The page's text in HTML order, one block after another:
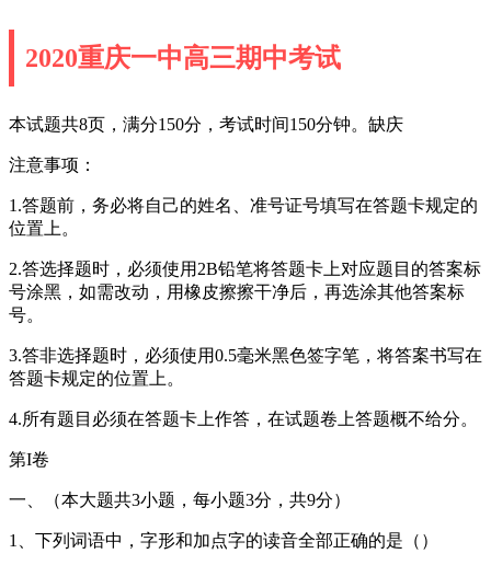
2020重庆一中高三期中考试
本试题共8页，满分150分，考试时间150分钟。缺庆
注意事项：
1.答题前，务必将自己的姓名、准号证号填写在答题卡规定的
位置上。
2.答选择题时，必须使用2B铅笔将答题卡上对应题目的答案标
号涂黑，如需改动，用橡皮擦擦干净后，再选涂其他答案标
号。
3.答非选择题时，必须使用0.5毫米黑色签字笔，将答案书写在
答题卡规定的位置上。
4.所有题目必须在答题卡上作答，在试题卷上答题概不给分。
第I卷
一、（本大题共3小题，每小题3分，共9分）
1、下列词语中，字形和加点字的读音全部正确的是（）